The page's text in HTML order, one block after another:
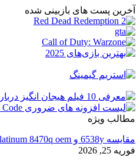
آخرین پست های بازبینی شده
مطالب ویژه
مقایسه 6538y و intel xeon platinum 8470q oem
فوریه 25, 2026